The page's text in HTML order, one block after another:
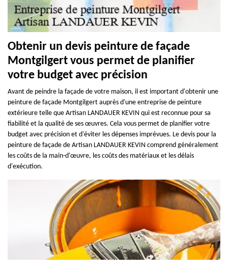
Obtenir un devis peinture de façade
Montgilgert vous permet de planifier
votre budget avec précision
Avant de peindre la façade de votre maison, il est important d'obtenir une
peinture de façade Montgilgert auprès d'une entreprise de peinture
extérieure telle que Artisan LANDAUER KEVIN qui est reconnue pour sa
fiabilité et la qualité de ses œuvres. Cela vous permet de planifier votre
budget avec précision et d'éviter les dépenses imprévues. Le devis pour la
peinture de façade de Artisan LANDAUER KEVIN comprend généralement
les coûts de la main-d'œuvre, les coûts des matériaux et les délais
d'exécution.